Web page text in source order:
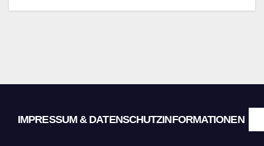
IMPRESSUM & DATENSCHUTZINFORMATIONEN